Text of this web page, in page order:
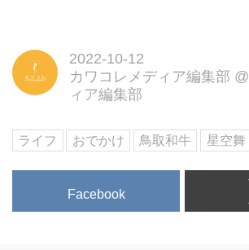
2022-10-12
カワコレメディア編集部 @
ィア編集部
ライフ おでかけ 鳥取和牛 星空舞
Facebook